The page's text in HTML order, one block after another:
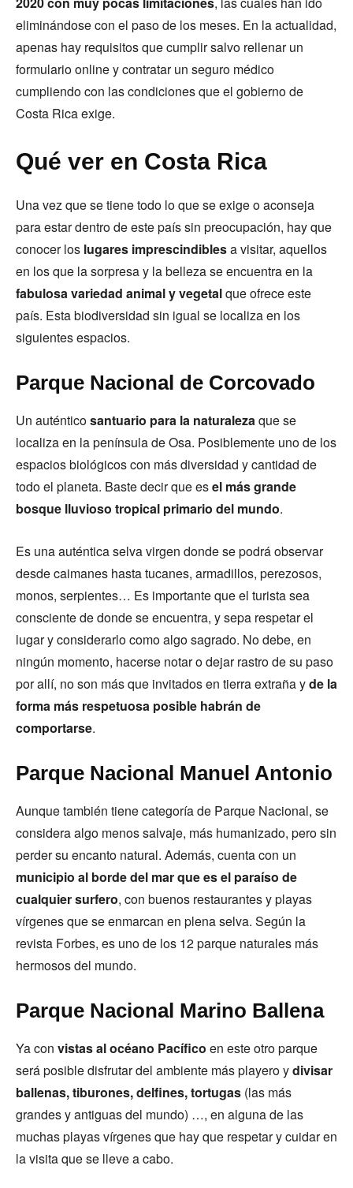
eliminándose con el paso de los meses. En la actualidad,
apenas hay requisitos que cumplir salvo rellenar un
formulario online y contratar un seguro médico
cumpliendo con las condiciones que el gobierno de
Costa Rica exige.
Qué ver en Costa Rica
Una vez que se tiene todo lo que se exige o aconseja
para estar dentro de este país sin preocupación, hay que
conocer los lugares imprescindiblesa visitar, aquellos
en los que la sorpresa y la belleza se encuentra en la
fabulosa variedad animal y vegetalque ofrece este
país. Esta biodiversidad sin igual se localiza en los
siguientes espacios.
Parque Nacional de Corcovado
Un auténticosantuario para la naturalezaque se
localiza en la península de Osa. Posiblemente uno de los
espacios biológicos con más diversidad y cantidad de
todo el planeta. Baste decir que esel más grande
bosque lluvioso tropical primario del mundo.
Es una auténtica selva virgen donde se podrá observar
desde caimanes hasta tucanes, armadillos, perezosos,
monos, serpientes… Es importante que el turista sea
consciente de donde se encuentra, y sepa respetar el
lugar y considerarlo como algo sagrado. No debe, en
ningún momento, hacerse notar o dejar rastro de su paso
por allí, no son más que invitados en tierra extraña yde la
forma más respetuosa posible habrán de
comportarse.
Parque Nacional Manuel Antonio
Aunque también tiene categoría de Parque Nacional, se
considera algo menos salvaje, más humanizado, pero sin
perder su encanto natural. Además, cuenta con un
municipio al borde del mar que es el paraíso de
cualquier surfero, con buenos restaurantes y playas
vírgenes que se enmarcan en plena selva. Según la
revista Forbes, es uno de los 12 parque naturales más
hermosos del mundo.
Parque Nacional Marino Ballena
Ya con vistas al océano Pacífico en este otro parque
será posible disfrutar del ambiente más playero ydivisar
ballenas, tiburones, delfines, tortugas (las más
grandes y antiguas del mundo) …, en alguna de las
muchas playas vírgenes que hay que respetar y cuidar en
la visita que se lleve a cabo.